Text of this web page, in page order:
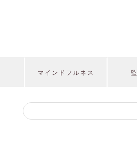
マインドフルネス